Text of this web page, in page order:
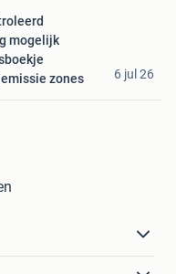
mogelijk
zones
6 jul 26